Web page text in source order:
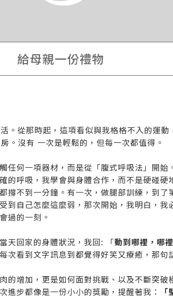
給母親一份禮物
。從那時起，這項看似與我格格不入的運
。沒有 一次是輕鬆的，但每一次都值得。
任何一項器材，而是從「腹式呼吸法」開始
的呼吸，我學會與身體合作，而不是硬碰硬
撐不到一分鐘。有一次，做腿部訓練，到了
到自己怎麼這麼弱，那次開始，我明白，我
過的一刻。
天回家的身體狀況，我回: 「動到哪裡，哪
每次看到文字訊息到都覺得好笑又療癒，那句
的增加，更是如何面對挑戰、以及不斷突破
進步都像是一份小小的獎勵，提醒著我：